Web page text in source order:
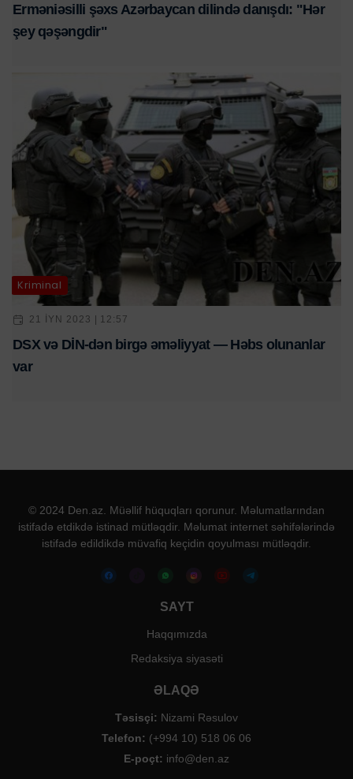
Erməniəsilli şəxs Azərbaycan dilində danışdı: "Hər
şey qəşəngdir"
Kriminal
21 IYN 2023 | 12:57
DSX və DİN-dən birgə əməliyyat — Həbs olunanlar
var
© 2024 Den.az. Müəllif hüquqları qorunur. Məlumatlarından
istifadə etdikdə istinad mütləqdir. Məlumat internet səhifələrində
istifadə edildikdə müvafiq keçidin qoyulması mütləqdir.
SAYT
Haqqımızda
Redaksiya siyasəti
ƏLAQƏ
Təsisçi: Nizami Rəsulov
Telefon: (+994 10) 518 06 06
E-poçt: info@den.az